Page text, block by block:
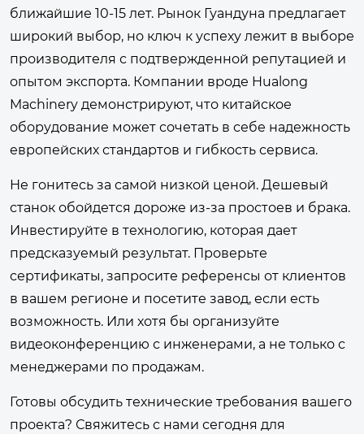
ближайшие 10-15 лет. Рынок Гуандуна предлагает
широкий выбор, но ключ к успеху лежит в выборе
производителя с подтвержденной репутацией и
опытом экспорта. Компании вроде Hualong
Machinery демонстрируют, что китайское
оборудование может сочетать в себе надежность
европейских стандартов и гибкость сервиса.
Не гонитесь за самой низкой ценой. Дешевый
станок обойдется дороже из-за простоев и брака.
Инвестируйте в технологию, которая дает
предсказуемый результат. Проверьте
сертификаты, запросите референсы от клиентов
в вашем регионе и посетите завод, если есть
возможность. Или хотя бы организуйте
видеоконференцию с инженерами, а не только с
менеджерами по продажам.
Готовы обсудить технические требования вашего
проекта? Свяжитесь с нами сегодня для